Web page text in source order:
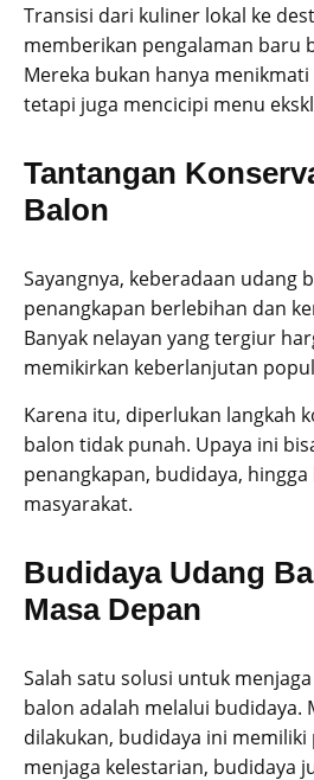
Transisi dari kuliner lokal ke
memberikan pengalaman baru
Mereka bukan hanya
tetapi juga mencicipi menu
Tantangan
Balon
Sayangnya, keberadaan udang
penangkapan berlebihan dan
Banyak nelayan yang tergiur
memikirkan keberlanjutan
Karena itu, diperlukan langkah
balon tidak punah. Upaya ini
penangkapan, budidaya,
masyarakat.
Budidaya Udang
Masa Depan
Salah satu solusi untuk
balon adalah melalui budidaya.
dilakukan, budidaya ini memiliki
menjaga kelestarian, budidaya